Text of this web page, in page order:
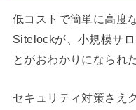
低コストで簡単に高度
Sitelockが、小規模サ
とがおわかりになられ
セキュリティ対策さえ